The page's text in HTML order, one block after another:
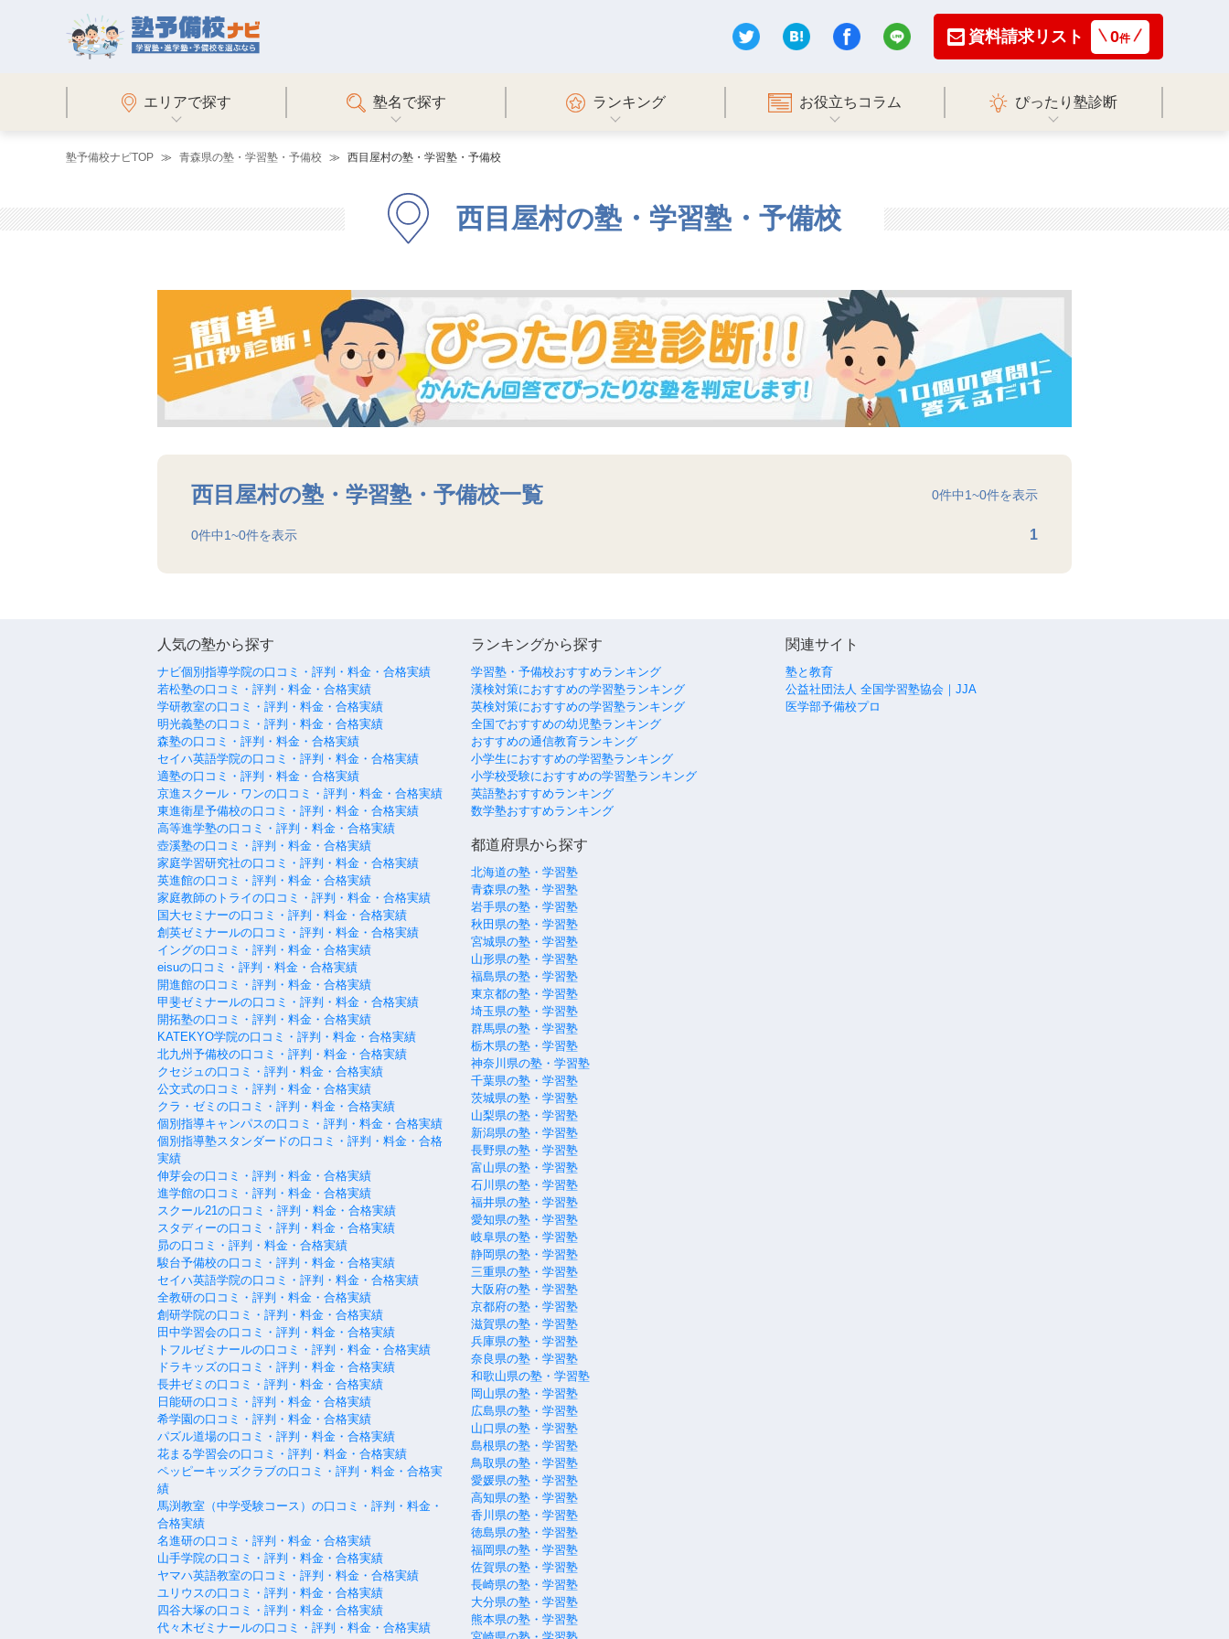
資料請求リスト 0件
エリアで探す 塾名で探す ランキング お役立ちコラム ぴったり塾診断
塾予備校ナビTOP 青森県の塾・学習塾・予備校 西目屋村の塾・学習塾・予備校
西目屋村の塾・学習塾・予備校
西目屋村の塾・学習塾・予備校一覧 0件中1~0件を表示
0件中1~0件を表示 1
人気の塾から探す
ナビ個別指導学院の口コミ・評判・料金・合格実績
若松塾の口コミ・評判・料金・合格実績
学研教室の口コミ・評判・料金・合格実績
明光義塾の口コミ・評判・料金・合格実績
森塾の口コミ・評判・料金・合格実績
セイハ英語学院の口コミ・評判・料金・合格実績
適塾の口コミ・評判・料金・合格実績
京進スクール・ワンの口コミ・評判・料金・合格実績
東進衛星予備校の口コミ・評判・料金・合格実績
高等進学塾の口コミ・評判・料金・合格実績
壺溪塾の口コミ・評判・料金・合格実績
家庭学習研究社の口コミ・評判・料金・合格実績
英進館の口コミ・評判・料金・合格実績
家庭教師のトライの口コミ・評判・料金・合格実績
国大セミナーの口コミ・評判・料金・合格実績
創英ゼミナールの口コミ・評判・料金・合格実績
イングの口コミ・評判・料金・合格実績
eisuの口コミ・評判・料金・合格実績
開進館の口コミ・評判・料金・合格実績
甲斐ゼミナールの口コミ・評判・料金・合格実績
開拓塾の口コミ・評判・料金・合格実績
KATEKYO学院の口コミ・評判・料金・合格実績
北九州予備校の口コミ・評判・料金・合格実績
クセジュの口コミ・評判・料金・合格実績
公文式の口コミ・評判・料金・合格実績
クラ・ゼミの口コミ・評判・料金・合格実績
個別指導キャンパスの口コミ・評判・料金・合格実績
個別指導塾スタンダードの口コミ・評判・料金・合格
実績
伸芽会の口コミ・評判・料金・合格実績
進学館の口コミ・評判・料金・合格実績
スクール21の口コミ・評判・料金・合格実績
スタディーの口コミ・評判・料金・合格実績
昴の口コミ・評判・料金・合格実績
駿台予備校の口コミ・評判・料金・合格実績
セイハ英語学院の口コミ・評判・料金・合格実績
全教研の口コミ・評判・料金・合格実績
創研学院の口コミ・評判・料金・合格実績
田中学習会の口コミ・評判・料金・合格実績
トフルゼミナールの口コミ・評判・料金・合格実績
ドラキッズの口コミ・評判・料金・合格実績
長井ゼミの口コミ・評判・料金・合格実績
日能研の口コミ・評判・料金・合格実績
希学園の口コミ・評判・料金・合格実績
パズル道場の口コミ・評判・料金・合格実績
花まる学習会の口コミ・評判・料金・合格実績
ペッピーキッズクラブの口コミ・評判・料金・合格実
績
馬渕教室（中学受験コース）の口コミ・評判・料金・
合格実績
名進研の口コミ・評判・料金・合格実績
山手学院の口コミ・評判・料金・合格実績
ヤマハ英語教室の口コミ・評判・料金・合格実績
ユリウスの口コミ・評判・料金・合格実績
四谷大塚の口コミ・評判・料金・合格実績
代々木ゼミナールの口コミ・評判・料金・合格実績
ランキングから探す
学習塾・予備校おすすめランキング
漢検対策におすすめの学習塾ランキング
英検対策におすすめの学習塾ランキング
全国でおすすめの幼児塾ランキング
おすすめの通信教育ランキング
小学生におすすめの学習塾ランキング
小学校受験におすすめの学習塾ランキング
英語塾おすすめランキング
数学塾おすすめランキング
都道府県から探す
北海道の塾・学習塾
青森県の塾・学習塾
岩手県の塾・学習塾
秋田県の塾・学習塾
宮城県の塾・学習塾
山形県の塾・学習塾
福島県の塾・学習塾
東京都の塾・学習塾
埼玉県の塾・学習塾
群馬県の塾・学習塾
栃木県の塾・学習塾
神奈川県の塾・学習塾
千葉県の塾・学習塾
茨城県の塾・学習塾
山梨県の塾・学習塾
新潟県の塾・学習塾
長野県の塾・学習塾
富山県の塾・学習塾
石川県の塾・学習塾
福井県の塾・学習塾
愛知県の塾・学習塾
岐阜県の塾・学習塾
静岡県の塾・学習塾
三重県の塾・学習塾
大阪府の塾・学習塾
京都府の塾・学習塾
滋賀県の塾・学習塾
兵庫県の塾・学習塾
奈良県の塾・学習塾
和歌山県の塾・学習塾
岡山県の塾・学習塾
広島県の塾・学習塾
山口県の塾・学習塾
島根県の塾・学習塾
鳥取県の塾・学習塾
愛媛県の塾・学習塾
高知県の塾・学習塾
香川県の塾・学習塾
徳島県の塾・学習塾
福岡県の塾・学習塾
佐賀県の塾・学習塾
長崎県の塾・学習塾
大分県の塾・学習塾
熊本県の塾・学習塾
関連サイト
塾と教育
公益社団法人 全国学習塾協会｜JJA
医学部予備校プロ